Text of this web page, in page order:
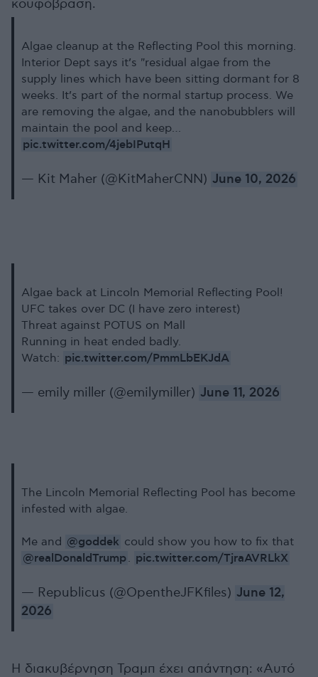
κουφόβραση.
Algae cleanup at the Reflecting Pool this morning.
Interior Dept says it’s "residual algae from the
supply lines which have been sitting dormant for 8
weeks. It’s part of the normal startup process. We
are removing the algae, and the nanobubblers will
maintain the pool and keep…
pic.twitter.com/4jebIPutqH
— Kit Maher (@KitMaherCNN) June 10, 2026
Algae back at Lincoln Memorial Reflecting Pool!
UFC takes over DC (I have zero interest)
Threat against POTUS on Mall
Running in heat ended badly.
Watch: pic.twitter.com/PmmLbEKJdA
— emily miller (@emilymiller) June 11, 2026
The Lincoln Memorial Reflecting Pool has become
infested with algae.
Me and @goddek could show you how to fix that
@realDonaldTrump. pic.twitter.com/TjraAVRLkX
— Republicus (@OpentheJFKfiles) June 12,
2026
Η διακυβέρνηση Τραμπ έχει απάντηση: «Αυτό